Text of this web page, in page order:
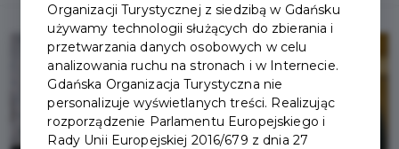
Organizacji Turystycznej z siedzibą w Gdańsku
używamy technologii służących do zbierania i
przetwarzania danych osobowych w celu
analizowania ruchu na stronach i w Internecie.
Gdańska Organizacja Turystyczna nie
personalizuje wyświetlanych treści. Realizując
rozporządzenie Parlamentu Europejskiego i
Rady Unii Europejskiej 2016/679 z dnia 27